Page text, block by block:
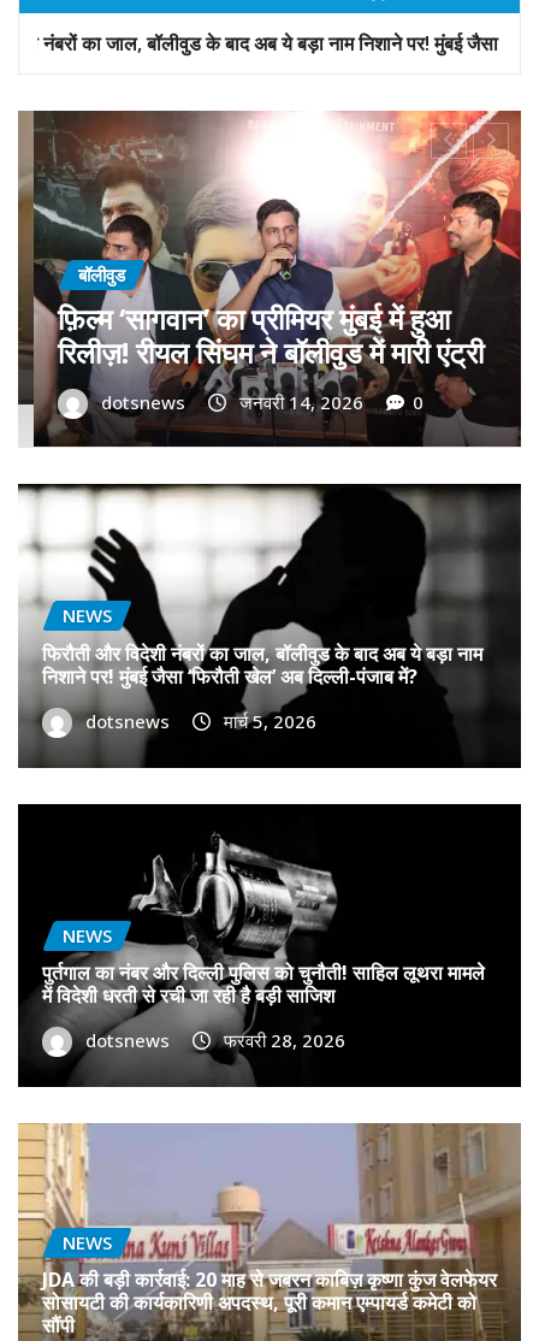
के बाद अब ये बड़ा नाम निशाने पर! मुंबई जैसा ‘फिरौती खेल’ अब दिल्ली-पंजाब
बॉलीवुड
गोवा मुख्यमंत्री डॉ. प्रमोद सावंत का ‘गोदान’
को बड़ा समर्थन; पोस्टर विमोचन कर मथुरा से
फिल्म गोदान की टीम का बढ़ाया मान!
dotsnews जनवरी 9, 2026 0
NEWS
फिरौती और विदेशी नंबरों का जाल, बॉलीवुड के बाद अब ये बड़ा नाम
निशाने पर! मुंबई जैसा ‘फिरौती खेल’ अब दिल्ली-पंजाब में?
dotsnews मार्च 5, 2026
NEWS
पुर्तगाल का नंबर और दिल्ली पुलिस को चुनौती! साहिल लूथरा मामले
में विदेशी धरती से रची जा रही है बड़ी साजिश
dotsnews फरवरी 28, 2026
NEWS
JDA की बड़ी कार्रवाई: 20 माह से जबरन काबिज़ कृष्णा कुंज वेलफेयर
सोसायटी की कार्यकारिणी अपदस्थ, पूरी कमान एम्पायर्ड कमेटी को
सौंपी